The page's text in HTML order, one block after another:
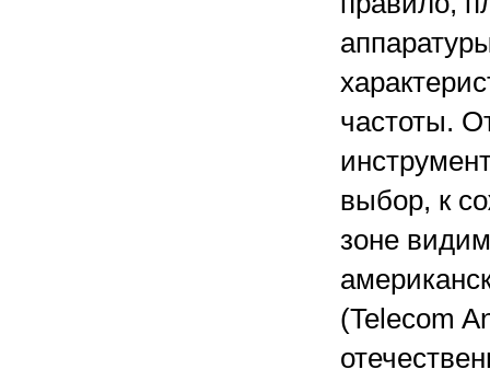
частоты.
выбор, к
зоне
(Telecom